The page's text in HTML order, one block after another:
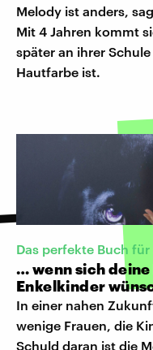
Melody ist anders,
Mit 4 Jahren kommt
später an ihrer
Hautfarbe ist.
Das perfekte Buch
… wenn sich
Enkelkinder
In einer nahen
wenige Frauen, die
Schuld daran ist die